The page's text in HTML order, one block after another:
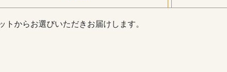
からお選びいただきお届けします。